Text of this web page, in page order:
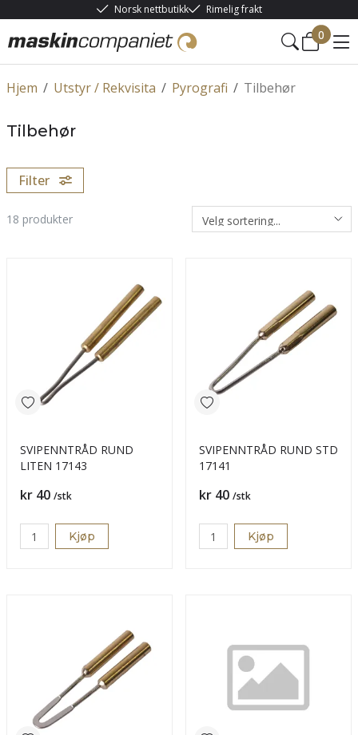
Norsk nettbutikk Rimelig frakt
0
/
Hjem /
Utstyr / Rekvisita /
Pyrografi Tilbehør
Tilbehør
Filter
18 produkter
SVIPENNTRÅD RUND
LITEN 17143
Pris
kr 40 /stk
Kjøp
SVIPENNTRÅD RUND STD
17141
Pris
kr 40 /stk
Kjøp